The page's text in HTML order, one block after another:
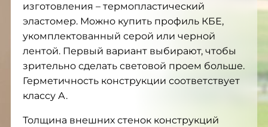
изготовления – термопластический
эластомер. Можно купить профиль КБЕ,
укомплектованный серой или черной
лентой. Первый вариант выбирают, чтобы
зрительно сделать световой проем больше.
Герметичность конструкции соответствует
классу А.
Толщина внешних стенок конструкций